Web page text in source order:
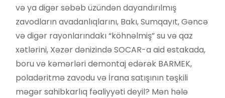
və ya digər səbəb üzündən dayandırılmış
zavodların avadanlıqlarını, Bakı, Sumqayıt, Gəncə
və digər rayonlarındakı “köhnəlmiş” su və qaz
xətlərini, Xəzər dənizində SOCAR-a aid estakada,
boru və kəmərləri demontaj edərək BARMEK,
poladəritmə zavodu və İrana satışının təşkili
məgər sahibkarlıq fəaliyyəti deyil? Mən hələ